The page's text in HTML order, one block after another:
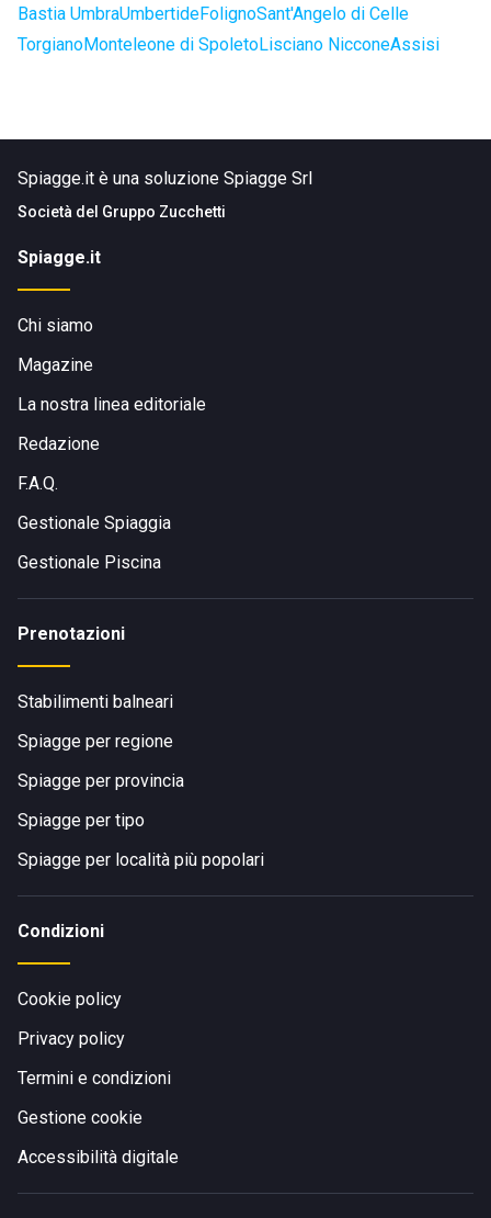
Bastia UmbraUmbertideFolignoSant'Angelo di Celle
TorgianoMonteleone di SpoletoLisciano NicconeAssisi
Spiagge.it è una soluzione Spiagge Srl
Società del Gruppo Zucchetti
Spiagge.it
Chi siamo
Magazine
La nostra linea editoriale
Redazione
F.A.Q.
Gestionale Spiaggia
Gestionale Piscina
Prenotazioni
Stabilimenti balneari
Spiagge per regione
Spiagge per provincia
Spiagge per tipo
Spiagge per località più popolari
Condizioni
Cookie policy
Privacy policy
Termini e condizioni
Gestione cookie
Accessibilità digitale